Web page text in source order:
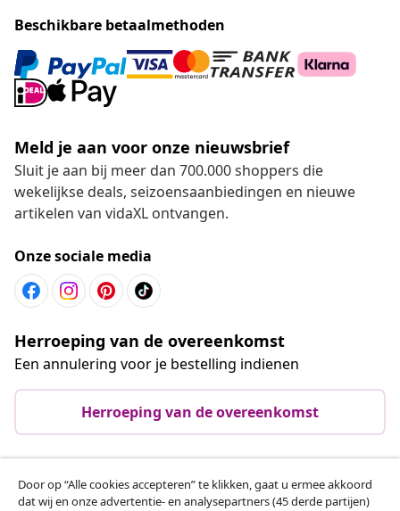
Beschikbare betaalmethoden
Meld je aan voor onze nieuwsbrief
Sluit je aan bij meer dan 700.000 shoppers die
wekelijkse deals, seizoensaanbiedingen en nieuwe
artikelen van vidaXL ontvangen.
Onze sociale media
Herroeping van de overeenkomst
Een annulering voor je bestelling indienen
Herroeping van de overeenkomst
Klantenservice
Door op “Alle cookies accepteren” te klikken, gaat u ermee akkoord
dat wij en onze advertentie- en analysepartners (45 derde partijen)